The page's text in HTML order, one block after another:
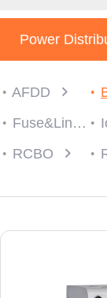
Power
AFDD
Fuse&Link
RCBO